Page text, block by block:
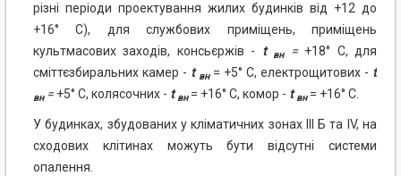
різні періоди проектування жилих будинків від +12 до
+16° C), для службових приміщень, приміщень
культмасових заходів, консьєржів - tвн= +18° C, для
сміттєзбиральних камер - t вн = +5° C, електрощитових - t
вн=+5° C, колясочних - t вн = +16° C, комор - t вн = +16° C.
У будинках, збудованих у кліматичних зонах III Б та IV, на
сходових клітинах можуть бути відсутні системи
опалення.